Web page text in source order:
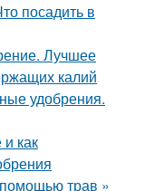
посадить в
Лучшее
калий
удобрения.
как
трав »